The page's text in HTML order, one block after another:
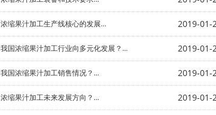
2019-01-
浓缩果汁加工生产线核心的发展...
2019-01-
我国浓缩果汁加工行业向多元化发展？...
2019-01-
我国浓缩果汁加工销售情况？...
2019-01-
浓缩果汁加工未来发展方向？...